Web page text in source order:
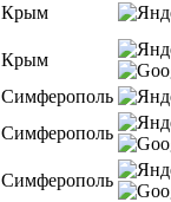
Крым
Крым
Симферополь
Симферополь
Симферополь